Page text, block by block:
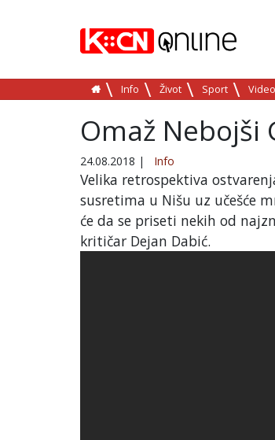
Info Život Sport Video
Omaž Nebojši
24.08.2018 | Info
Velika retrospektiva
susretima u Nišu uz učešće
će da se priseti nekih od
kritičar Dejan Dabić.